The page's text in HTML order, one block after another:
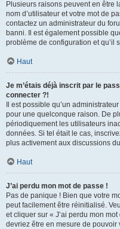
Plusieurs raisons peuvent en être
nom d’utilisateur et votre mot de
contactez un administrateur du
banni. Il est également possible
problème de configuration et qu’il
Haut
Je m’étais déjà inscrit par le
connecter ?!
Il est possible qu’un
pour une quelconque raison. De
périodiquement les utilisateurs
données. Si tel était le cas,
plus activement aux discussions
Haut
J’ai perdu mon mot de passe !
Pas de panique ! Bien que votre
peut facilement être réinitialisé.
et cliquer sur « J’ai perdu mon
devriez être en mesure de